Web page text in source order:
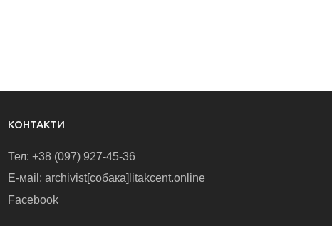
КОНТАКТИ
Тел: +38 (097) 927-45-36
E-маіl: archivist[собака]litakcent.online
Facebook